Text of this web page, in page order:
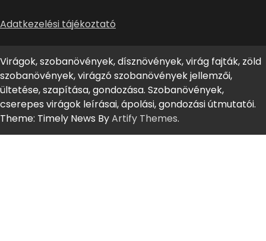
Adatkezelési tájékoztató
Virágok, szobanövények, dísznövények, virág fajták, zöld
szobanövények, virágzó szobanövények jellemzői,
ültetése, szapítása, gondozása. Szobanövények,
cserepes virágok leírásai, ápolási, gondozási útmutatói.
Theme: Timely News ByArtify Themes.